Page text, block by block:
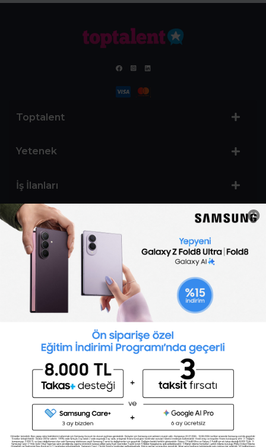
Toptalent
Yetenek
İş İlanları
Sertifika Programları
Yetenek Testleri
Toptalent Marka ve İnsan Kaynakları Danışmanlığı Limited Şirketi Özel İstihdam Bürosu
Olarak 11 / 11 / 2024 - 10 / 11 / 2027 tarihleri arasında faaliyette bulunmak üzere, Türkiye İş
Kurumu tarafından 05.11.2024 tarih ve 16998526 sayılı karar uyarınca 1251 nolu belge ile faaliyet
göstermektedir.Toptalent İş İlanları için tıklayın. 4904 sayılı kanun uyarınca iş arayanlardan
ücret alınmayacak ve menfaat temin edilmeyecektir.
Türkiye İş Kurumu İstanbul İl Müdürlüğü: 0 212 249 29 87 | Türkiye iş Kurumu İstanbul Çalışma
ve İş Kurumu Bahçelievler Hizmet Merkezi